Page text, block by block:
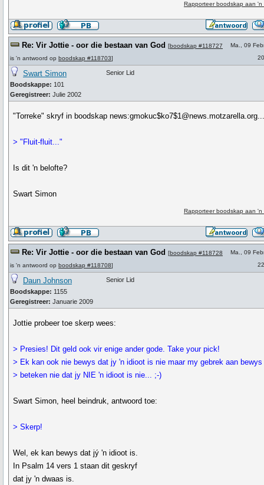
Rapporteer boodskap aan 'n
Re: Vir Jottie - oor die bestaan van God [boodskap #118727
is 'n antwoord op boodskap #118703]
Ma., 09
Swart Simon
Boodskappe: 101
Geregistreer: Julie 2002
Senior Lid
"Torreke" skryf in boodskap
> "Fluit-fluit..."
Is dit 'n belofte?
Swart Simon
Rapporteer boodskap aan 'n
Re: Vir Jottie - oor die bestaan van God [boodskap #118728
is 'n antwoord op boodskap #118708]
Ma., 09
Daun Johnson
Boodskappe: 1155
Geregistreer: Januarie 2009
Senior Lid
Jottie probeer toe skerp wees:
> Presies! Dit geld ook vir enige ander gode. Take your pick!
> Ek kan ook nie bewys dat jy 'n idioot is nie maar my gebrek aan bewys
> beteken nie dat jy NIE 'n idioot is nie... ;-)
Swart Simon, heel beindruk, antwoord toe:
> Skerp!
Wel, ek kan bewys dat jý 'n idioot is.
In Psalm 14 vers 1 staan dit geskryf
dat jy 'n dwaas is.